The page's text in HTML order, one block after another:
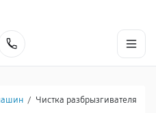
/ Чистка разбрызгивателя